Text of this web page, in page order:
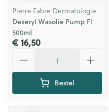
Pierre Fabre Dermatologie
Dexeryl Wasolie Pump Fl
500ml
€ 16,50
Bestel